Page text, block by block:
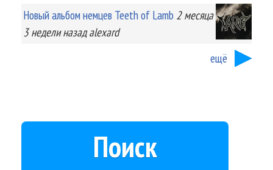
Новый альбом немцев Teeth of Lamb 2 месяца
3 неделиназад alexard
ещё
Поиск